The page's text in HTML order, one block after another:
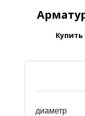
диаметр